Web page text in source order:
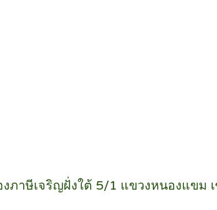
ภาษีเจริญฝั่งใต้ 5/1 แขวงหนองแขม